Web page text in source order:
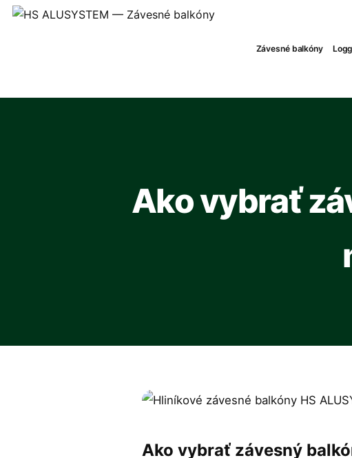
Závesné balkóny
Ako vybrať
Ako vybrať závesný